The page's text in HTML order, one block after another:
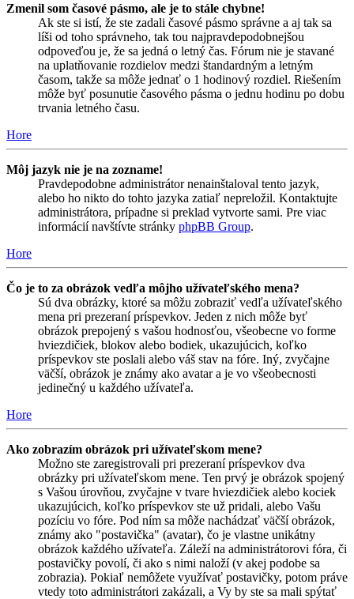
Zmenil som časové pásmo, ale je to stále chybne!
Ak ste si istí, že ste zadali časové pásmo správne a aj tak sa
líši od toho správneho, tak tou najpravdepodobnejšou
odpoveďou je, že sa jedná o letný čas. Fórum nie je stavané
na uplatňovanie rozdielov medzi štandardným a letným
časom, takže sa môže jednať o 1 hodinový rozdiel. Riešením
môže byť posunutie časového pásma o jednu hodinu po dobu
trvania letného času.
Hore
Môj jazyk nie je na zozname!
Pravdepodobne administrátor nenainštaloval tento jazyk,
alebo ho nikto do tohto jazyka zatiaľ nepreložil. Kontaktujte
administrátora, prípadne si preklad vytvorte sami. Pre viac
informácií navštívte stránky phpBB Group.
Hore
Čo je to za obrázok vedľa môjho užívateľského mena?
Sú dva obrázky, ktoré sa môžu zobraziť vedľa užívateľského
mena pri prezeraní príspevkov. Jeden z nich môže byť
obrázok prepojený s vašou hodnosťou, všeobecne vo forme
hviezdičiek, blokov alebo bodiek, ukazujúcich, koľko
príspevkov ste poslali alebo váš stav na fóre. Iný, zvyčajne
väčší, obrázok je známy ako avatar a je vo všeobecnosti
jedinečný u každého užívateľa.
Hore
Ako zobrazím obrázok pri užívateľskom mene?
Možno ste zaregistrovali pri prezeraní príspevkov dva
obrázky pri užívateľskom mene. Ten prvý je obrázok spojený
s Vašou úrovňou, zvyčajne v tvare hviezdičiek alebo kociek
ukazujúcich, koľko príspevkov ste už pridali, alebo Vašu
pozíciu vo fóre. Pod ním sa môže nachádzať väčší obrázok,
známy ako "postavička" (avatar), čo je vlastne unikátny
obrázok každého užívateľa. Záleží na administrátorovi fóra, či
postavičky povolí, či ako s nimi naloží (v akej podobe sa
zobrazia). Pokiaľ nemôžete využívať postavičky, potom práve
vtedy toto administrátori zakázali, a Vy by ste sa mali spýtať